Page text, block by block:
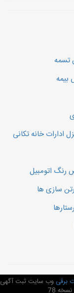
تسمه
بیمه
خانه تکانی
رنگ اتومبیل
سازی ها
برقی وب سایت ثبت آگهی
78